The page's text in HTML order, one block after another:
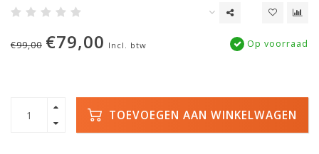
€99,00 €79,00 Incl. btw Op voorraad
TOEVOEGEN AAN WINKELWAGEN